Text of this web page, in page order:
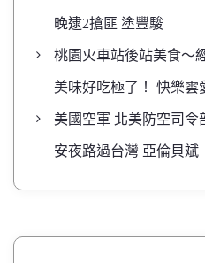
晚逮2搶匪 塗豐駿
桃園火車站後站美食～
美味好吃極了！ 快樂雲
美國空軍 北美防空司令
安夜路過台灣 亞倫貝斌